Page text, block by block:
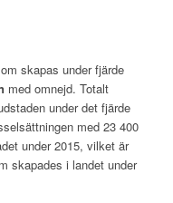
skapas under fjärde
med omnejd. Totalt
under det fjärde
med 23 400
under 2015, vilket är
skapades i landet under